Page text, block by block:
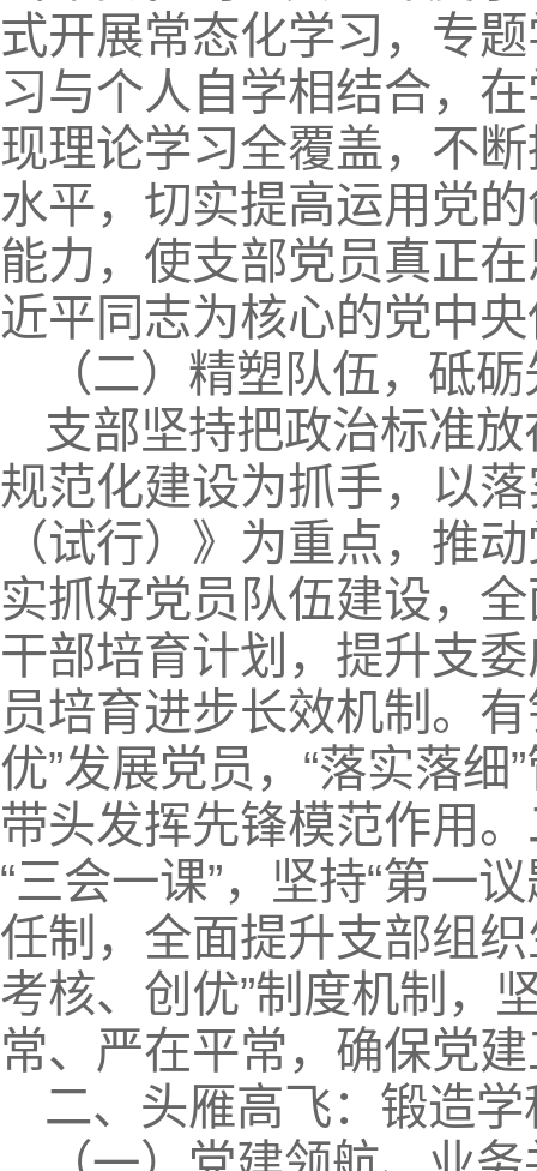
式开展常态化学习，专
习与个人自学相结合，
现理论学习全覆盖，不
水平，切实提高运用党
能力，使支部党员真正
近平同志为核心的党中
（二）精塑队伍，砥
支部坚持把政治标准
规范化建设为抓手，以
（试行）》为重点，推
实抓好党员队伍建设，
干部培育计划，提升支
员培育进步长效机制。
优”发展党员，“落实落
带头发挥先锋模范作用
“三会一课”，坚持“第一
任制，全面提升支部组
考核、创优”制度机制，
常、严在平常，确保党
二、头雁高飞：锻造